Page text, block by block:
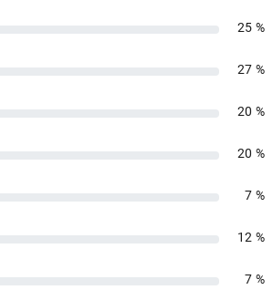
25 %
27 %
20 %
20 %
7 %
12 %
7 %